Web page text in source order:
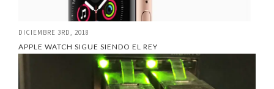
DICIEMBRE 3RD, 2018
APPLE WATCH SIGUE SIENDO EL REY